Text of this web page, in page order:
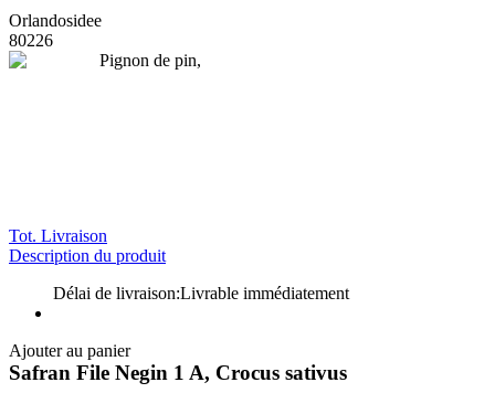
Orlandosidee
80226
Tot. Livraison
Description du produit
Délai de livraison:Livrable immédiatement
Ajouter au panier
Safran File Negin 1 A, Crocus sativus